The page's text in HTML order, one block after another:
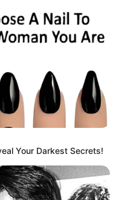
com
...
digital
após mal súbito
de Saúde do Brasil
Your Darkest Secrets!